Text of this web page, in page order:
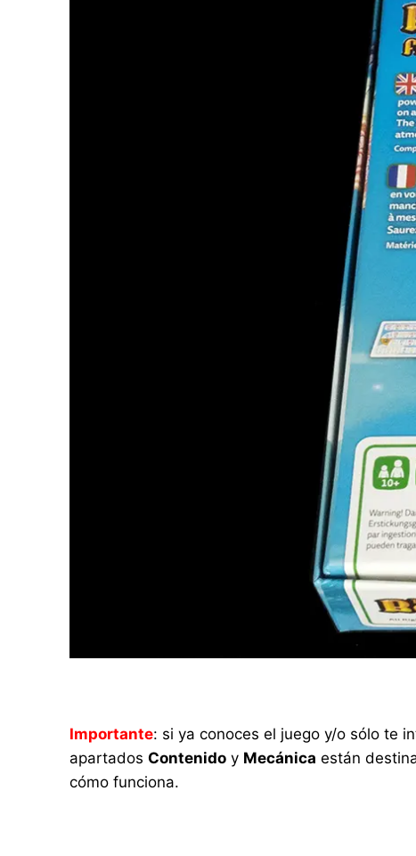
Importante: si ya conoces el juego y/o sólo te
apartadosContenido y Mecánica están
cómo funciona.